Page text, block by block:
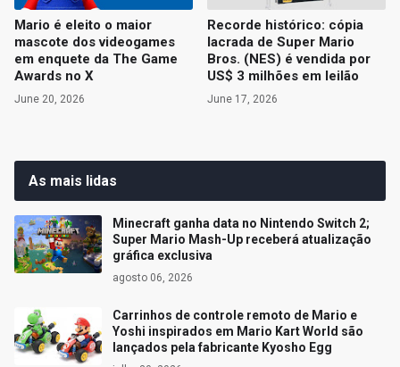
Mario é eleito o maior
mascote dos videogames
em enquete da The Game
Awards no X
June 20, 2026
Recorde histórico: cópia
lacrada de Super Mario
Bros. (NES) é vendida por
US$ 3 milhões em leilão
June 17, 2026
As mais lidas
Minecraft ganha data no Nintendo Switch 2;
Super Mario Mash-Up receberá atualização
gráfica exclusiva
agosto 06, 2026
Carrinhos de controle remoto de Mario e
Yoshi inspirados em Mario Kart World são
lançados pela fabricante Kyosho Egg